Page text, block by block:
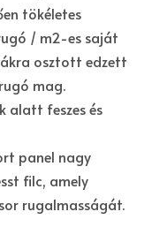
tökéletes
/ m2-es saját
osztott edzett
mag.
alatt feszes és
panel nagy
filc, amely
rugalmasságát.